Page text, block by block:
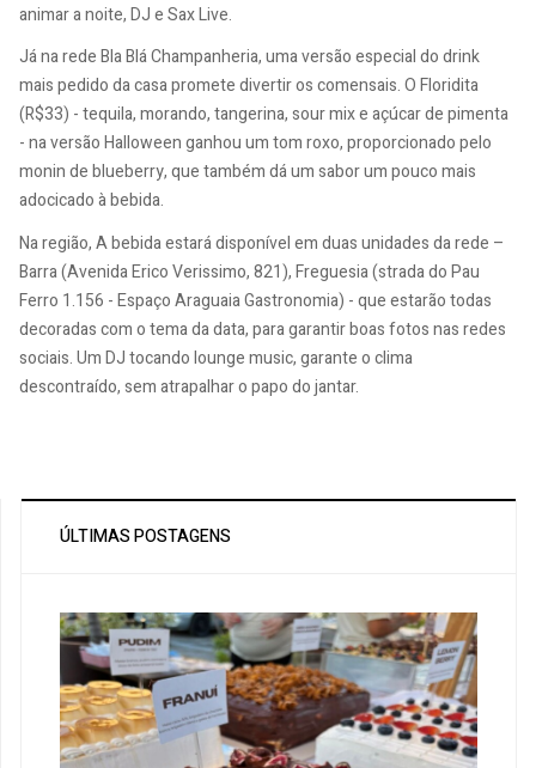
animar a noite, DJ e Sax Live.
Já na rede Bla Blá Champanheria, uma versão especial do drink
mais pedido da casa promete divertir os comensais. O Floridita
(R$33) - tequila, morando, tangerina, sour mix e açúcar de pimenta
- na versão Halloween ganhou um tom roxo, proporcionado pelo
monin de blueberry, que também dá um sabor um pouco mais
adocicado à bebida.
Na região, A bebida estará disponível em duas unidades da rede –
Barra (Avenida Erico Verissimo, 821), Freguesia (strada do Pau
Ferro 1.156 - Espaço Araguaia Gastronomia) - que estarão todas
decoradas com o tema da data, para garantir boas fotos nas redes
sociais. Um DJ tocando lounge music, garante o clima
descontraído, sem atrapalhar o papo do jantar.
ÚLTIMAS POSTAGENS